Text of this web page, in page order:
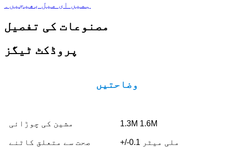
ہمیں ای میل بھیجیں۔
مصنوعات کی تفصیل
پروڈکٹ ٹیگز
وضاحتیں
مشین کی چوڑائی 1.3M 1.6M
صحت سے متعلق کاٹنے +/-0.1 ملی میٹر